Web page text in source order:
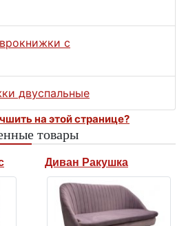
с
двуспальные
на этой странице?
товары
Диван Ракушка